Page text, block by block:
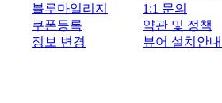
블루마일리지
쿠폰등록
정보 변경
1:1 문의
약관 및 정책
뷰어 설치안내